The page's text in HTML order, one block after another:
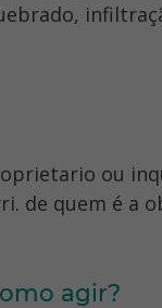
ou
de quem é a
agir?